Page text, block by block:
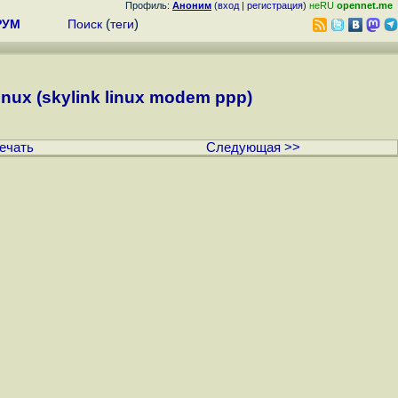
Профиль: Аноним (вход | регистрация) неRU opennet.me
Поиск (теги)
(skylink linux modem ppp)
Следующая >>